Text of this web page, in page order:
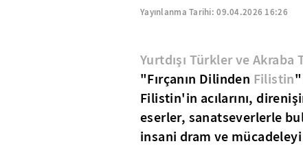
Yayınlanma Tarihi:09.04.2026 16:26
Yurtdışı Türkler ve Akraba
"Fırçanın Dilinden Filistin
Filistin'in acılarını,
eserler, sanatseverlerle
insani dram ve